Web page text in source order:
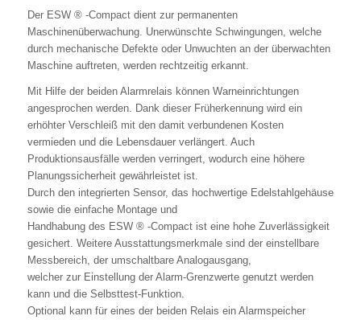
Der ESW ® -Compact dient zur permanenten
Maschinenüberwachung. Unerwünschte Schwingungen, welche
durch mechanische Defekte oder Unwuchten an der überwachten
Maschine auftreten, werden rechtzeitig erkannt.
Mit Hilfe der beiden Alarmrelais können Warneinrichtungen
angesprochen werden. Dank dieser Früherkennung wird ein
erhöhter Verschleiß mit den damit verbundenen Kosten
vermieden und die Lebensdauer verlängert. Auch
Produktionsausfälle werden verringert, wodurch eine höhere
Planungssicherheit gewährleistet ist.
Durch den integrierten Sensor, das hochwertige Edelstahlgehäuse
sowie die einfache Montage und
Handhabung des ESW ® -Compact ist eine hohe Zuverlässigkeit
gesichert. Weitere Ausstattungsmerkmale sind der einstellbare
Messbereich, der umschaltbare Analogausgang,
welcher zur Einstellung der Alarm-Grenzwerte genutzt werden
kann und die Selbsttest-Funktion.
Optional kann für eines der beiden Relais ein Alarmspeicher